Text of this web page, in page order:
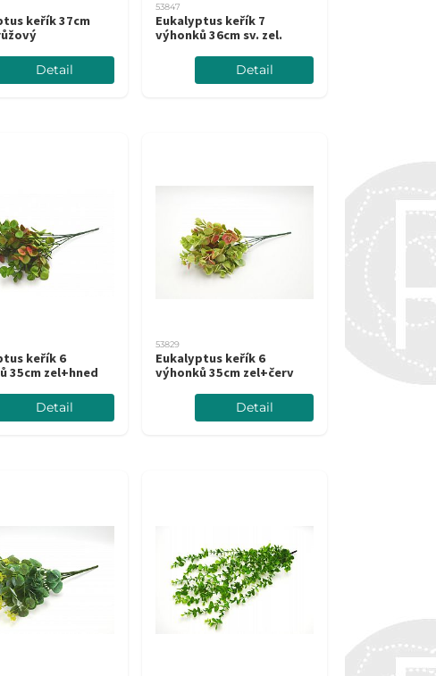
keřík 37cm
Detail
53847
Eukalyptus keřík 7
výhonků 36cm sv. zel.
Detail
keřík 6
35cm zel+hned
Detail
53829
Eukalyptus keřík 6
výhonků 35cm zel+červ
Detail